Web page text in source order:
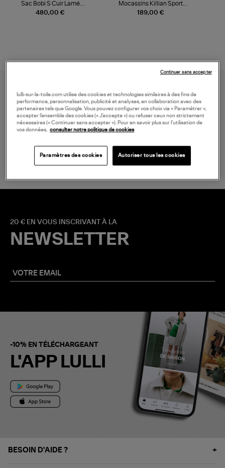
480,00 €
Sac Bobi S Cuir Lamé
Champagne
189,00 €
Mocassins Killian Sport
Mousse
20 € EN VOUS INSCRIVANT À LA
NEWSLETTER
-10% EN TÉLÉCHARGEANT
L'APP LULLI
BESOIN D'AIDE ?
lulli-sur-la-toile.com utilise des cookies et technologies similaires à des fins de
performance, personnalisation, publicité et analyses, en collaboration avec des
partenaires tels que Google. Vous pouvez configurer vos choix via « Paramétrer »,
accepter l’ensemble des cookies (« J’accepte ») ou refuser ceux non strictement
nécessaires (« Continuer sans accepter »). Pour en savoir plus sur l’utilisation de
vos données, consulter notre politique de cookies
Paramètres des cookies Autoriser tous les cookies
Continuer sans accepter